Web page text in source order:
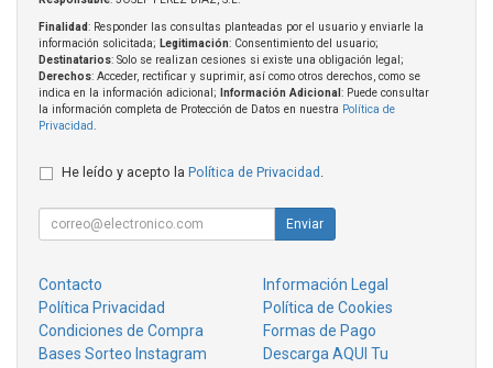
Finalidad: Responder las consultas planteadas por el usuario y enviarle la
información solicitada; Legitimación: Consentimiento del usuario;
Destinatarios: Solo se realizan cesiones si existe una obligación legal;
Derechos: Acceder, rectificar y suprimir, así como otros derechos, como se
indica en la información adicional;
Información Adicional : Puede consultar
la información completa de Protección de Datos en nuestra Política de
Privacidad
He leído y acepto la Política de Privacidad .
Enviar
Contacto
Información Legal
Política Privacidad
Política de Cookies
Condiciones de Compra
Formas de Pago
Bases Sorteo Instagram
Descarga AQUI Tu